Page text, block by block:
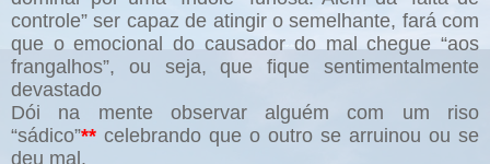
controle” ser capaz de atingir o semelhante, fará com
que o emocional do causador do mal chegue “aos
frangalhos”, ou seja, que fique sentimentalmente
devastado
Dói na mente observar alguém com um riso
“sádico”** celebrando que o outro se arruinou ou se
deu mal.